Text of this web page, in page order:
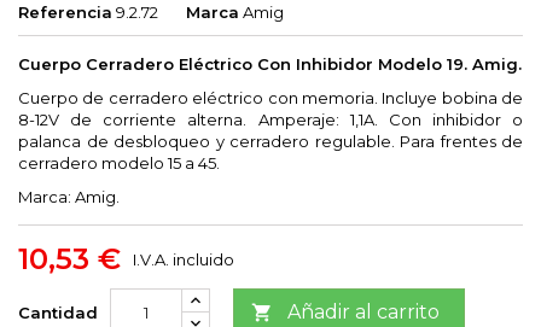
Referencia 9.2.72 Marca Amig
Cuerpo Cerradero Eléctrico Con Inhibidor Modelo 19. Amig.
Cuerpo de cerradero eléctrico con memoria. Incluye bobina de
8-12V de corriente alterna. Amperaje: 1,1A. Con inhibidor o
palanca de desbloqueo y cerradero regulable. Para frentes de
cerradero modelo 15 a 45.
Marca: Amig.
10,53 € I.V.A. incluido
Cantidad  Añadir al carrito